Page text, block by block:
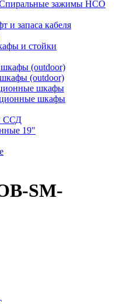
зажимы НСО
и запаса кабеля
и стойки
(outdoor)
(outdoor)
шкафы
шкафы
ССД
19"
SM-